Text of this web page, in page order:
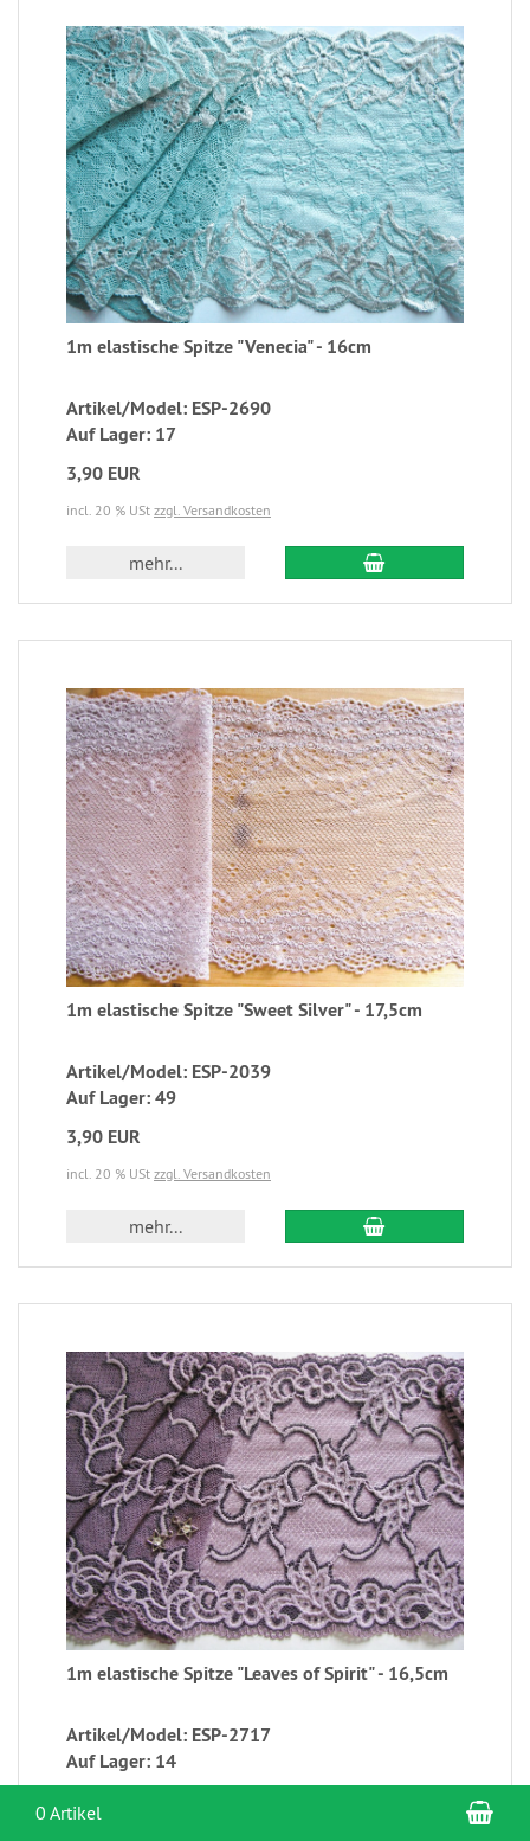
1m elastische Spitze "Venecia" - 16cm
Artikel/Model: ESP-2690
Auf Lager: 17
3,90 EUR
incl. 20 % USt zzgl. Versandkosten
mehr...
1m elastische Spitze "Sweet Silver" - 17,5cm
Artikel/Model: ESP-2039
Auf Lager: 49
3,90 EUR
incl. 20 % USt zzgl. Versandkosten
mehr...
1m elastische Spitze "Leaves of Spirit" - 16,5cm
Artikel/Model: ESP-2717
Auf Lager: 14
0 Artikel